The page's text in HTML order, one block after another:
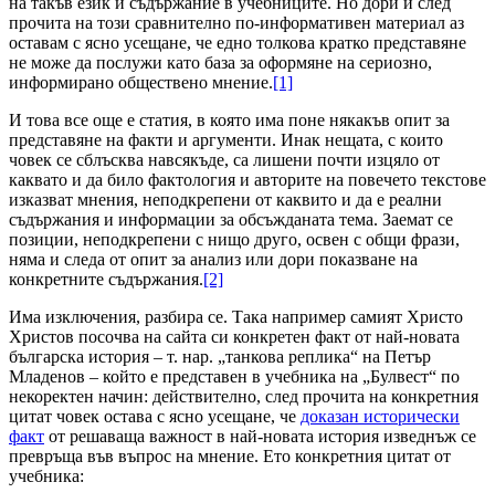
прочита на този сравнително по-информативен материал аз
оставам с ясно усещане, че едно толкова кратко представяне
не може да послужи като база за оформяне на сериозно,
информирано обществено мнение.[1]
И това все още е статия, в която има поне някакъв опит за
представяне на факти и аргументи. Инак нещата, с които
човек се сблъсква навсякъде, са лишени почти изцяло от
каквато и да било фактология и авторите на повечето текстове
изказват мнения, неподкрепени от каквито и да е реални
съдържания и информации за обсъжданата тема. Заемат се
позиции, неподкрепени с нищо друго, освен с общи фрази,
няма и следа от опит за анализ или дори показване на
конкретните съдържания.[2]
Има изключения, разбира се. Така например самият Христо
Христов посочва на сайта си конкретен факт от най-новата
българска история – т. нар. „танкова реплика“ на Петър
Младенов – който е представен в учебника на „Булвест“ по
некоректен начин: действително, след прочита на конкретния
цитат човек остава с ясно усещане, че доказан исторически
факт от решаваща важност в най-новата история изведнъж се
превръща във въпрос на мнение. Ето конкретния цитат от
учебника: